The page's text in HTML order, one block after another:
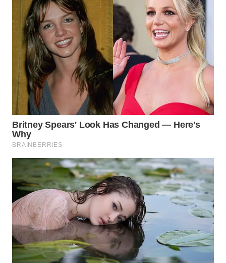
BORNEO
Wahana
WAHANA
NEWS
WAHANA
TANI
WAHANA
ADVOKAT
WAHANA
INFRASTRUKTUR
WAHANA
KONSUMEN
WAHANA